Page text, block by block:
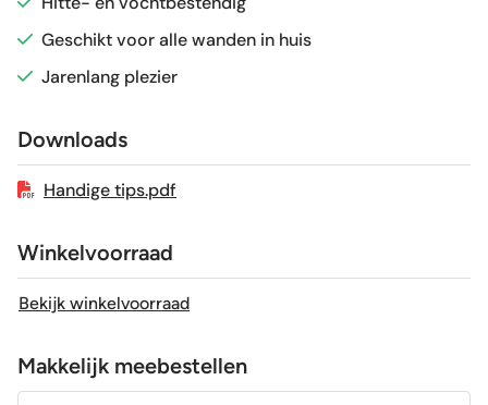
Vorstbestendig
Geschikt voor alle wanden in huis
Jarenlang plezier
Downloads
Handige tips.pdf
Winkelvoorraad
Bekijk winkelvoorraad
Makkelijk meebestellen